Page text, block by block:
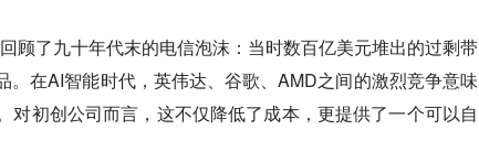
顾了九十年代末的电信泡沫：当时数百亿美元堆出的过剩带
。在AI智能时代，英伟达、谷歌、AMD之间的激烈竞争意味
对初创公司而言，这不仅降低了成本，更提供了一个可以自